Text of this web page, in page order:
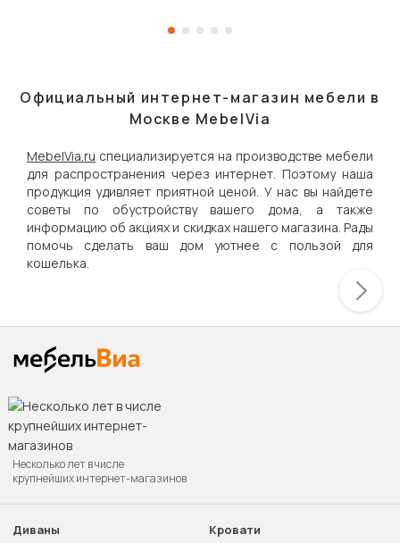
Официальный интернет-магазин мебели в
Москве MebelVia
MebelVia.ru специализируется на производстве мебели
для распространения через интернет. Поэтому наша
продукция удивляет приятной ценой. У нас вы найдете
советы по обустройству вашего дома, а также
информацию об акциях и скидках нашего магазина. Рады
помочь сделать ваш дом уютнее с пользой для
кошелька.
Несколько лет в числе
крупнейших интернет-магазинов
Диваны
Кровати